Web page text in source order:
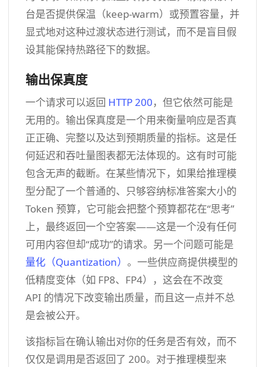
台是否提供保温（keep-warm）或预置容量，并
显式地对这种过渡状态进行测试，而不是盲目假
设其能保持热路径下的数据。
输出保真度
一个请求可以返回 HTTP 200，但它依然可能是
无用的。输出保真度是一个用来衡量响应是否真
正正确、完整以及达到预期质量的指标。这是任
何延迟和吞吐量图表都无法体现的。这有时可能
包含无声的截断。在某些情况下，如果给推理模
型分配了一个普通的、只够容纳标准答案大小的
Token 预算，它可能会把整个预算都花在“思考”
上，最终返回一个空答案——这是一个没有任何
可用内容但却“成功”的请求。另一个问题可能是
量化（Quantization） 。一些供应商提供模型的
低精度变体（如 FP8、FP4），这会在不改变
API 的情况下改变输出质量，而且这一点并不总
是会被公开。
该指标旨在确认输出对你的任务是否有效，而不
仅仅是调用是否返回了 200。对于推理模型来